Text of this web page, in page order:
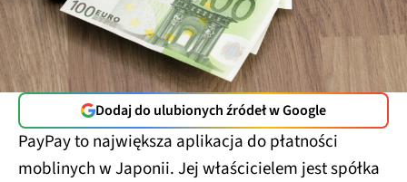
Dodaj do ulubionych źródeł w Google
PayPay to największa aplikacja do płatności
moblinych w Japonii. Jej właścicielem jest spółka